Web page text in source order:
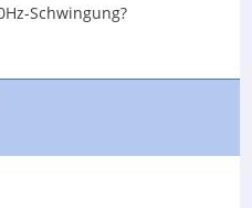
Schwingung?